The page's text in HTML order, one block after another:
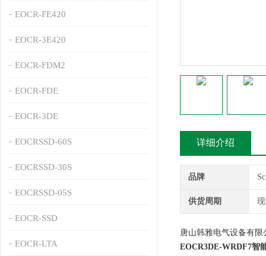
EOCR-FE420
EOCR-3E420
EOCR-FDM2
EOCR-FDE
EOCR-3DE
EOCRSSD-60S
EOCRSSD-30S
EOCRSSD-05S
EOCR-SSD
EOCR-LTA
详细介绍
品牌
供货周期
唐山韩雅电气设备有限
EOCR3DE-WRDF7智